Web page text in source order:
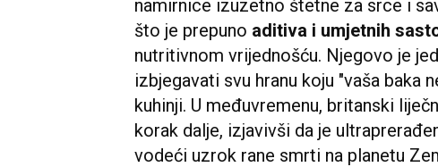
namirnice izuzetno štetne za srce i
što je prepuno aditiva i umjetnih
nutritivnom vrijednošću. Njegovo je
izbjegavati svu hranu koju "vaša baka
kuhinji. U međuvremenu, britanski
korak dalje, izjavivši da je
vodeći uzrok rane smrti na planetu